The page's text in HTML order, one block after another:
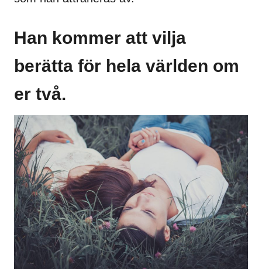
Han kommer att vilja
berätta för hela världen om
er två.